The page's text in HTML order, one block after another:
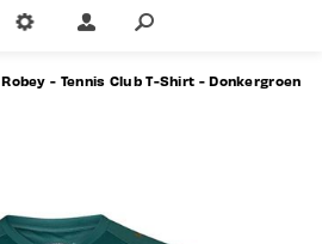
Robey - Tennis Club T-Shirt - Donkergroen